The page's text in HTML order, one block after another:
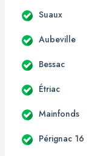
Suaux
Aubeville
Bessac
Étriac
Mainfonds
Pérignac 16